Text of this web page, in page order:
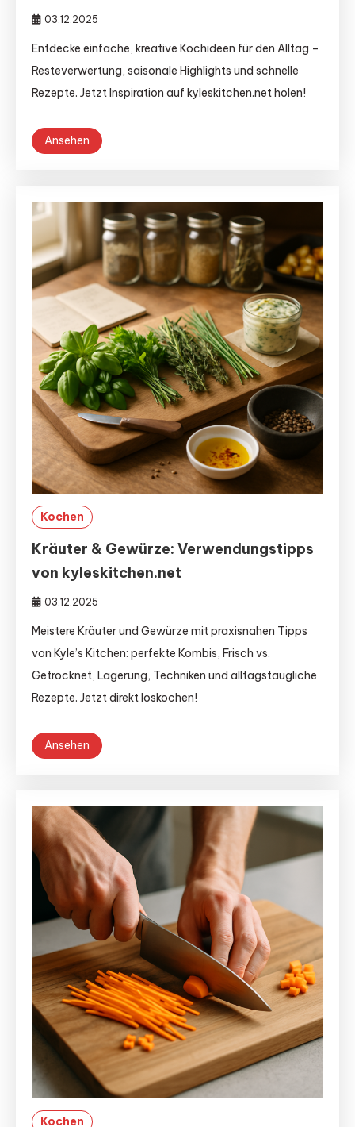
03.12.2025
Entdecke einfache, kreative Kochideen für den Alltag –
Resteverwertung, saisonale Highlights und schnelle
Rezepte. Jetzt Inspiration auf kyleskitchen.net holen!
Ansehen
Kochen
Kräuter & Gewürze: Verwendungstipps
von kyleskitchen.net
03.12.2025
Meistere Kräuter und Gewürze mit praxisnahen Tipps
von Kyle’s Kitchen: perfekte Kombis, Frisch vs.
Getrocknet, Lagerung, Techniken und alltagstaugliche
Rezepte. Jetzt direkt loskochen!
Ansehen
Kochen